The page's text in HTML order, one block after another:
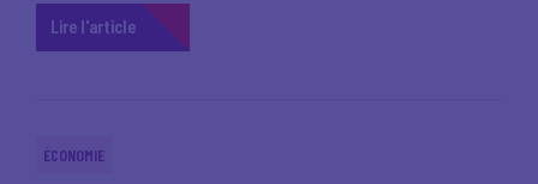
Lire l'article
ÉCONOMIE